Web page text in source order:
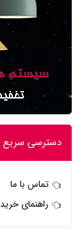
دسترسی سریع
تماس با ما
راهنمای خرید